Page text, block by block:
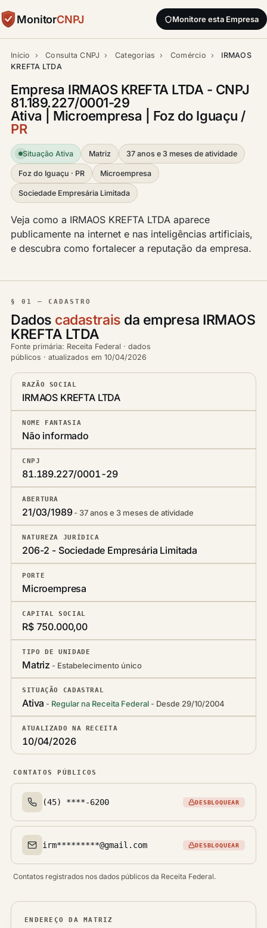
MonitorCNPJ Monitore esta Empresa
Início › Consulta CNPJ › Categorias › Comércio ›
IRMAOS
KREFTA LTDA
Empresa IRMAOS KREFTA LTDA - CNPJ
81.189.227/0001-29
Ativa | Microempresa | Foz do Iguaçu /
PR
Situação Ativa Matriz 37 anos e 3 meses de atividade
Foz do Iguaçu · PR Microempresa
Sociedade Empresária Limitada
Veja como a IRMAOS KREFTA LTDA aparece
publicamente na internet e nas inteligências artificiais,
e descubra como fortalecer a reputação da empresa.
§ 01 — CADASTRO
Dados cadastrais da empresa IRMAOS
KREFTA LTDA
Fonte primária: Receita Federal · dados
públicos · atualizados em 10/04/2026
RAZÃO SOCIAL
IRMAOS KREFTA LTDA
NOME FANTASIA
Não informado
CNPJ
81.189.227/0001-29
ABERTURA
21/03/1989 37 anos e 3 meses de atividade
NATUREZA JURÍDICA
206-2 - Sociedade Empresária Limitada
PORTE
Microempresa
CAPITAL SOCIAL
R$ 750.000,00
TIPO DE UNIDADE
Matriz Estabelecimento único
SITUAÇÃO CADASTRAL
Ativa Regular na Receita Federal Desde 29/10/2004
ATUALIZADO NA RECEITA
10/04/2026
CONTATOS PÚBLICOS
Telefone(s)
(45) ****-6200 DESBLOQUEAR
Email(s)
irm*********@gmail.com DESBLOQUEAR
Contatos registrados nos dados públicos da Receita Federal.
ENDEREÇO DA MATRIZ